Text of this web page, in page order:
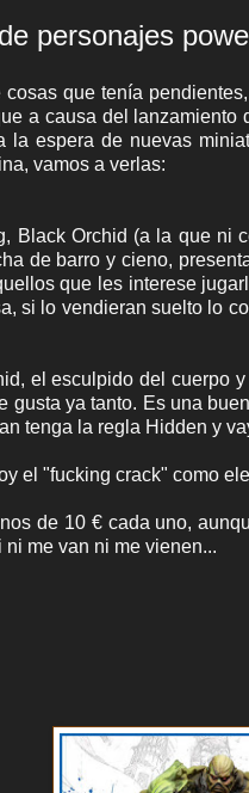
personajes
que tenía
a causa del
la espera de nuevas
vamos a verlas:
Black Orchid (a la que
de barro y cieno,
que les interese
si lo vendieran suelto lo
el esculpido del cuerpo
gusta ya tanto. Es una
tenga la regla Hidden y
el "fucking crack" como
de 10 € cada uno,
me van ni me vienen...